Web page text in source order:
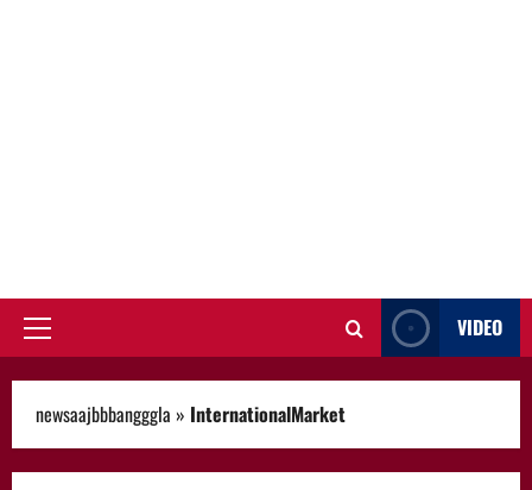
Primary
VIDEO
newsaajbbbangggla » InternationalMarket